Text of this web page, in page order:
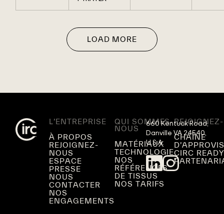
LOAD MORE
L’ENTREPRISE
À PROPOS
REJOIGNEZ-
NOUS
ESPACE
PRESSE
NOUS
CONTACTER
NOS
ENGAGEMENTS
QUI SOMMES-
NOUS
MATÉRIAUX
TECHNOLOGIE
NOS
RÉFÉRENCES
DE TISSUS
NOS TARIFS
CHAÎNE
CIRC READY
660 Kentuck Road,
Danville VA 24540,
U.S.A.